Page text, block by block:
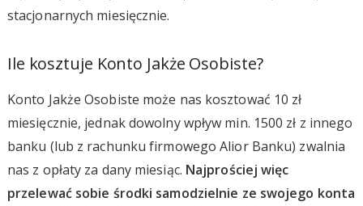
stacjonarnych miesięcznie.
Ile kosztuje Konto Jakże Osobiste?
Konto Jakże Osobiste może nas kosztować 10 zł
miesięcznie, jednak dowolny wpływ min. 1500 zł z innego
banku (lub z rachunku firmowego Alior Banku) zwalnia
nas z opłaty za dany miesiąc. Najprościej więc
przelewać sobie środki samodzielnie ze swojego konta